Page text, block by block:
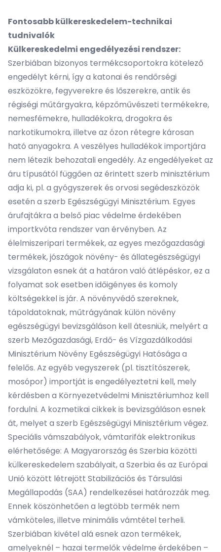
Fontosabb külkereskedelem-technikai
tudnivalók
Külkereskedelmi engedélyezési rendszer:
Szerbiában bizonyos termékcsoportokra kötelező
engedélyt kérni, így a katonai és rendőrségi
eszközökre, fegyverekre és lőszerekre, antik és
régiségi műtárgyakra, képzőművészeti termékekre,
nemesfémekre, hulladékokra, drogokra és
narkotikumokra, illetve az ózon rétegre károsan
ható anyagokra. A veszélyes hulladékok importjára
nem létezik behozatali engedély. Az engedélyeket az
áru típusától függően az érintett szerb minisztérium
adja ki, pl. a gyógyszerek és orvosi segédeszközök
esetén a szerb Egészségügyi Minisztérium. Egyes
árufajtákra a belső piac védelme érdekében
importkvóta rendszer van érvényben. Az
élelmiszeripari termékek, az egyes mezőgazdasági
termékek, jószágok növény- és állategészségügyi
vizsgálaton esnek át a határon való átlépéskor, ez a
folyamat sok esetben időigényes és komoly
költségekkel is jár. A növényvédő szereknek,
tápoldatoknak, műtrágyának külön növény
egészségügyi bevizsgáláson kell átesniük, melyért a
szerb Mezőgazdasági, Erdő- és Vízgazdálkodási
Minisztérium Növény Egészségügyi Hatósága a
felelős. Az egyéb vegyszerek (pl. tisztítószerek,
mosópor) importját is engedélyeztetni kell, mely
kérdésben a Környezetvédelmi Minisztériumhoz kell
fordulni. A kozmetikai cikkek is bevizsgáláson esnek
át, melyet a szerb Egészségügyi Minisztérium végez.
Speciális vámszabályok, vámtarifák elektronikus
elérhetősége: A Magyarország és Szerbia közötti
külkereskedelem szabályait, a Szerbia és az Európai
Unió között létrejött Stabilizációs és Társulási
Megállapodás (SAA) rendelkezései határozzák meg.
Ennek köszönhetően a legtöbb termék nem
vámköteles, illetve minimális vámtétel terheli.
Szerbiában kivétel alá esnek azon termékek,
amelyeknél – hazai termelők védelme érdekében –